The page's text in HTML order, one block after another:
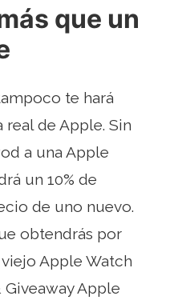
que un
te hará
real de Apple. Sin
a una Apple
un 10% de
de uno nuevo.
obtendrás por
Apple Watch
Apple